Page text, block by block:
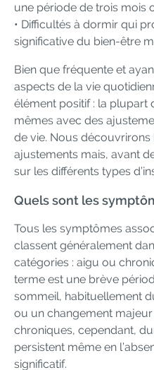
une période de trois mois
• Difficultés à dormir qui
significative du bien-être
Bien que fréquente et
aspects de la vie
élément positif : la plupart
mêmes avec des
de vie. Nous
ajustements mais, avant
sur les différents types
Quels sont les
Tous les symptômes
classent généralement
catégories : aigu ou
terme est une brève
sommeil, habituellement
ou un changement
chroniques, cependant,
persistent même en
significatif.